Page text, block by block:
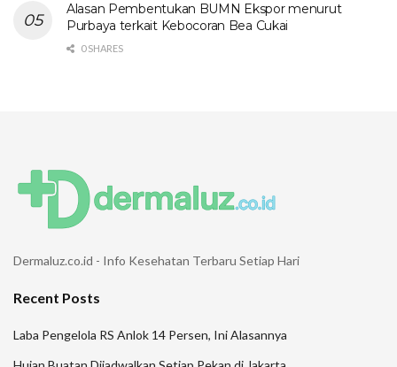
Alasan Pembentukan BUMN Ekspor menurut
Purbaya terkait Kebocoran Bea Cukai
0 SHARES
Dermaluz.co.id - Info Kesehatan Terbaru Setiap Hari
Recent Posts
Laba Pengelola RS Anlok 14 Persen, Ini Alasannya